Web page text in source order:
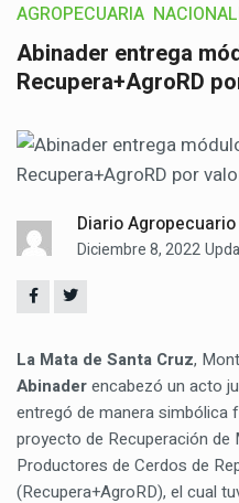
AGROPECUARIA
Abinader entrega
Recupera+AgroRD
Diario Agropecuario
Diciembre 8, 2022
La Mata de Santa Cruz,
Abinaderencabezó un acto
entregó de manera
proyecto de Recuperación de
Productores de Cerdos de
(Recupera+AgroRD), el cual